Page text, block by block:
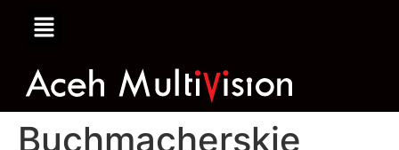
Buchmacherskie